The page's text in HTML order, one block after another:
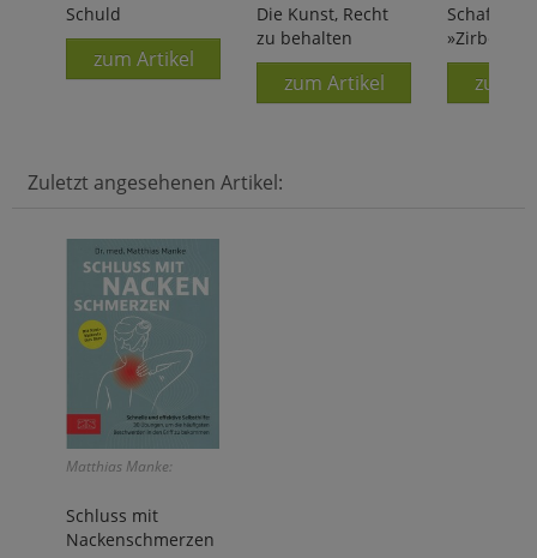
Schuld
zum Artikel
Die Kunst, Recht
zu behalten
zum Artikel
»Zirbe«
zum
Zuletzt angesehenen Artikel:
Matthias Manke:
Schluss mit
Nackenschmerzen